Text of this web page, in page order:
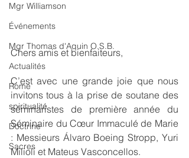
Mgr Williamson
Événements
Mgr Thomas d'Aquin O.S.B.
Actualités
Rome
spiritualité
Doctrine
Sacres
Chers amis et bienfaiteurs,
C’est avec une grande joie que nous
invitons tous à la prise de soutane des
séminaristes de première année du
Séminaire du Cœur Immaculé de Marie
: Messieurs Álvaro Boeing Stropp, Yuri
Milioli et Mateus Vasconcellos.